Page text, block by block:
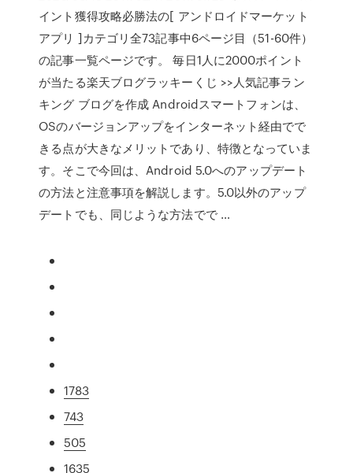
イント獲得攻略必勝法の[ アンドロイドマーケット
アプリ ]カテゴリ全73記事中6ページ目（51-60件）
の記事一覧ページです。 毎日1人に2000ポイント
が当たる楽天ブログラッキーくじ >>人気記事ラン
キング ブログを作成 Androidスマートフォンは、
OSのバージョンアップをインターネット経由でで
きる点が大きなメリットであり、特徴となっていま
す。そこで今回は、Android 5.0へのアップデート
の方法と注意事項を解説します。5.0以外のアップ
デートでも、同じような方法でで …
1783
743
505
1635